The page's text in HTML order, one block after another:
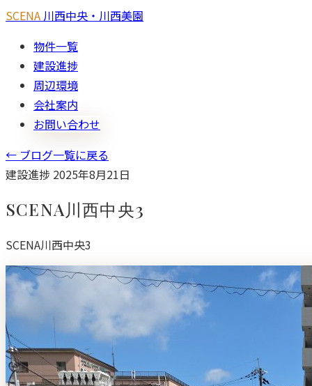
SCENA 川西中央・川西美園
物件一覧
建設進捗
周辺環境
会社案内
お問い合わせ
← ブログ一覧に戻る
建設進捗 2025年8月21日
SCENA川西中央3
SCENA川西中央3